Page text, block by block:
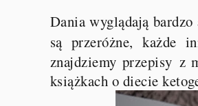
Dania wyglądają
są przeróżne, każde
znajdziemy przepisy z
książkach o diecie